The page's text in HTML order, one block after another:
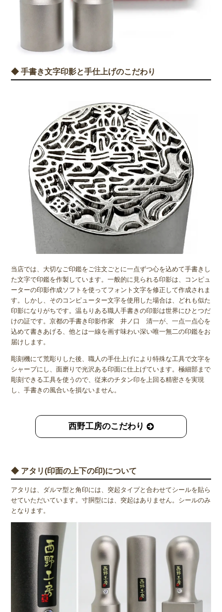
◆ 手書き文字印影と手仕上げのこだわり
当店では、大切なご印鑑をご注文ごとに一点ずつ心を込めて手書きし
た文字で印鑑を作製しています。一般的に見られる印影は、コンピュ
ーターの印影作成ソフトを使ってフォント文字を修正して作成されま
す。しかし、そのコンピューター文字を使用した場合は、どれも似た
印影になりがちです。温もりある職人手書きの印影は世界にひとつだ
けの証です。京都の手書き印影作家 井ノ口 清一が、一点一点心を
込めて書きあげる、他とは一線を画す味わい深い唯一無二の印鑑をお
届けします。
彫刻機にて荒彫りした後、職人の手仕上げにより特殊な工具で文字を
シャープにし、面磨りで光沢ある印面に仕上げています。極細部まで
彫刻できる工具を使うので、従来のチタン印を上回る精密さを実現
し、手書きの風合いを損ないません。
西野工房のこだわり
◆ アタリ(印面の上下の印)について
アタリは、ダルマ型と角印には、突起タイプと合わせてシールを貼ら
せていただいています。寸胴型には、突起はありません。シールのみ
となります。